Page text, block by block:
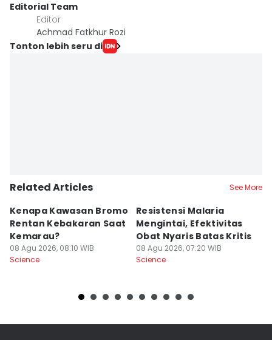
Editorial Team
Editor
Achmad Fatkhur Rozi
Tonton lebih seru di
Related Articles See More
Kenapa Kawasan Bromo
Rentan Kebakaran Saat
Kemarau?
08 Agu 2026, 08:10 WIB
Science
Resistensi Malaria
Mengintai, Efektivitas
Obat Nyaris Batas Kritis
08 Agu 2026, 07:20 WIB
Science